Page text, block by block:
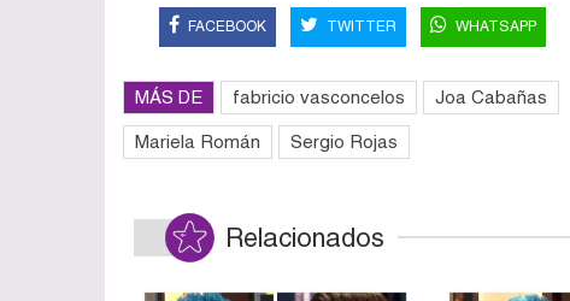
FACEBOOK TWITTER WHATSAPP
MÁS DE fabricio vasconcelos Joa Cabañas
Mariela Román Sergio Rojas
Relacionados